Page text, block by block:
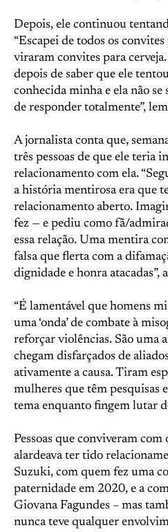
Depois, ele continuou
“Escapei de todos os
viraram convites para
depois de saber que ele
conhecida minha e ela não
de responder totalmente”,
A jornalista conta que,
três pessoas de que ele teria
relacionamento com ela.
a história mentirosa era que
relacionamento aberto.
fez — e pediu como fã/
essa relação. Uma mentira
falsa que flerta com a
dignidade e honra atacadas”,
“É lamentável que homens
uma ‘onda’ de combate à
reforçar violências. São uma
chegam disfarçados de
ativamente a causa. Tiram
mulheres que têm pesquisas
tema enquanto fingem lutar
Pessoas que conviveram com
alardeava ter tido
Suzuki, com quem fez uma
paternidade em 2020, e a
Giovana Fagundes – mas
nunca teve qualquer